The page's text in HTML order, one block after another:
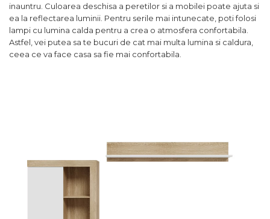
inauntru. Culoarea deschisa a peretilor si a mobilei poate ajuta si
ea la reflectarea luminii. Pentru serile mai intunecate, poti folosi
lampi cu lumina calda pentru a crea o atmosfera confortabila.
Astfel, vei putea sa te bucuri de cat mai multa lumina si caldura,
ceea ce va face casa sa fie mai confortabila.